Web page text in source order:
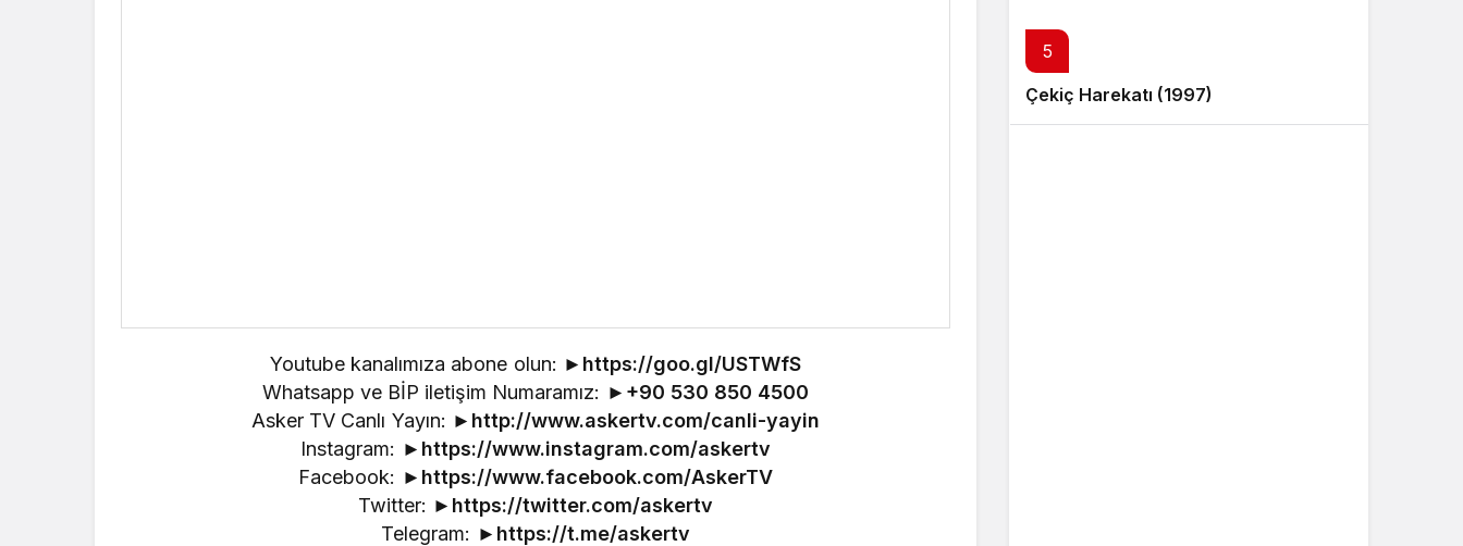
Youtube kanalımıza abone olun: ► https://goo.gl/USTWfS
Whatsapp ve BİP iletişim Numaramız: ► +90 530 850 4500
Asker TV Canlı Yayın: ► http://www.askertv.com/canli-yayin
Instagram: ► https://www.instagram.com/askertv
Facebook: ► https://www.facebook.com/AskerTV
Twitter: ► https://twitter.com/askertv
Telegram: ► https://t.me/askertv
5
Çekiç Harekatı (1997)